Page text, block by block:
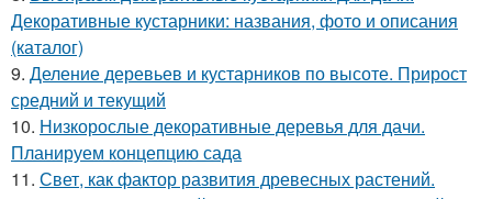
Декоративные кустарники: названия, фото и описания
(каталог)
9. Деление деревьев и кустарников по высоте. Прирост
средний и текущий
10. Низкорослые декоративные деревья для дачи.
Планируем концепцию сада
11. Свет, как фактор развития древесных растений.